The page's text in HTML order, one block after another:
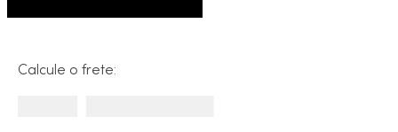
Calcule o frete: